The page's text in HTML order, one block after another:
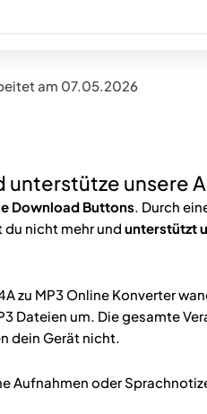
am 07.05.2026
unterstütze unsere
Download Buttons . Durch
du nicht mehr und unterstützt
zu MP3 Online Konverter
Dateien um. Die gesamte
dein Gerät nicht.
Aufnahmen oder